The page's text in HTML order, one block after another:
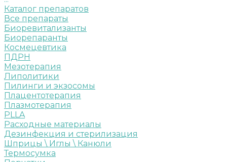
Каталог препаратов
Все препараты
Биоревитализанты
Биорепаранты
Космецевтика
ПДРН
Мезотерапия
Липолитики
Пилинги и экзосомы
Плацентотерапия
Плазмотерапия
PLLA
Расходные материалы
Дезинфекция и стерилизация
Шприцы \ Иглы \ Канюли
Термосумка